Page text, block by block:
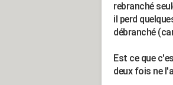
rebranché
il perd
débranché
Est ce que
deux fois ne